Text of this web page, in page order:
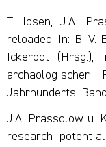
T. Ibsen, J.A.
reloaded. In: B. V.
Ickerodt (Hrsg.),
Jahrhunderts,
J.A. Prassolow u.
research